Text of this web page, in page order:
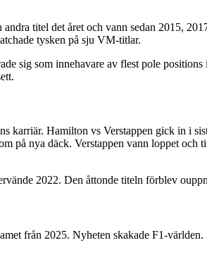
titel det året och vann sedan 2015,
tysken på sju VM-titlar.
sig som innehavare av flest pole
karriär. Hamilton vs Verstappen gick
på nya däck. Verstappen vann loppet
2022. Den åttonde titeln förblev
från 2025. Nyheten skakade F1-